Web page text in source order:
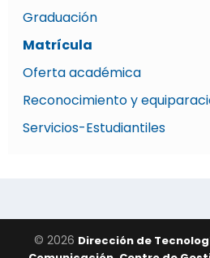
Graduación
Matrícula
Oferta académica
Reconocimiento y
Servicios-Estudiantiles
© 2026 Dirección de